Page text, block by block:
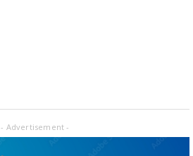
- Advertisement -